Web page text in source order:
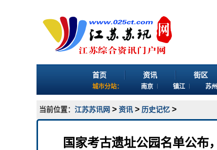
首页 资讯 街区
城市分站： 南京 镇江 苏州
当前位置： 江苏苏讯网 > 资讯 > 历史记忆 >
国家考古遗址公园名单公布